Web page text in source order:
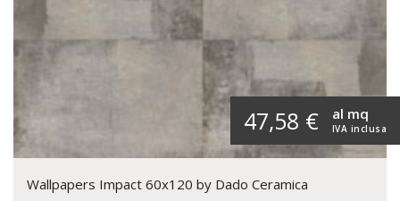
47,58 € IVA inclusa
al mq
Wallpapers Impact 60x120 by Dado Ceramica